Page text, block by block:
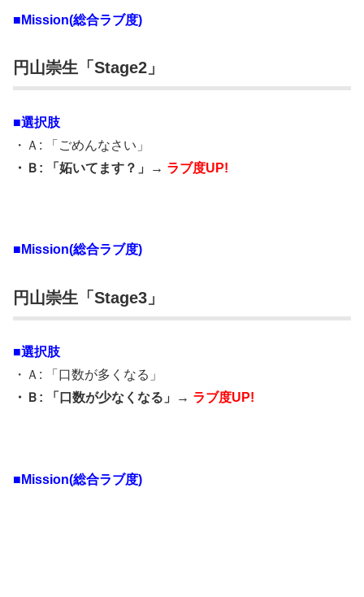
■Mission(総合ラブ度)
円山崇生「Stage2」
■選択肢
・Ａ: 「ごめんなさい」
・Ｂ: 「妬いてます？」→ ラブ度UP!
■Mission(総合ラブ度)
円山崇生「Stage3」
■選択肢
・Ａ: 「口数が多くなる」
・Ｂ: 「口数が少なくなる」→ ラブ度UP!
■Mission(総合ラブ度)